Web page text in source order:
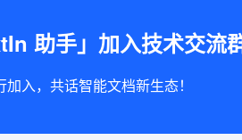
助手」加入技术交流
入，共话智能文档新生态！